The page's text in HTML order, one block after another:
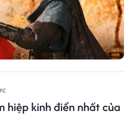
hiệp kinh điển nhất của